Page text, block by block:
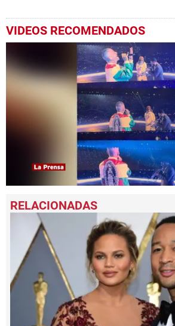
VIDEOS RECOMENDADOS
seconds
of
seconds